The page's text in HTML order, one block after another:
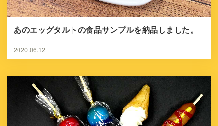
あのエッグタルトの食品サンプルを納品しました。
2020.06.12